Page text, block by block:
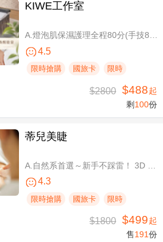
KIWE工作室
A.燈泡肌保濕護理全程80分(手技80分) / B.薰衣草美白保濕護理 全程80分/ C.排痠精油全身循環按摩共60分(手技60分)/ D.《不限體驗單次券》黃金體態美型平衡(腰腹/臀腿)二選一 全程40分(手技40分)
4.5
限時搶購 國旅卡 限時
$2800 $488起
剩 100份
蒂兒美睫
4.3
限時搶購 國旅卡 限時
$1800 $499起
售191份